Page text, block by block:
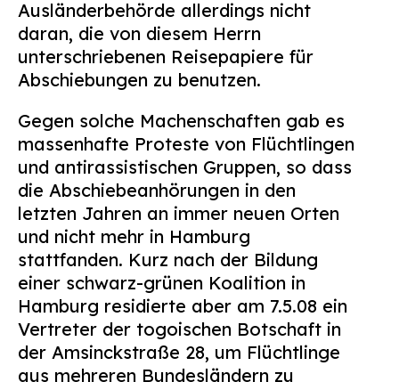
Ausländerbehörde allerdings nicht
daran, die von diesem Herrn
unterschriebenen Reisepapiere für
Abschiebungen zu benutzen.
Gegen solche Machenschaften gab es
massenhafte Proteste von Flüchtlingen
und antirassistischen Gruppen, so dass
die Abschiebeanhörungen in den
letzten Jahren an immer neuen Orten
und nicht mehr in Hamburg
stattfanden. Kurz nach der Bildung
einer schwarz-grünen Koalition in
Hamburg residierte aber am 7.5.08 ein
Vertreter der togoischen Botschaft in
der Amsinckstraße 28, um Flüchtlinge
aus mehreren Bundesländern zu